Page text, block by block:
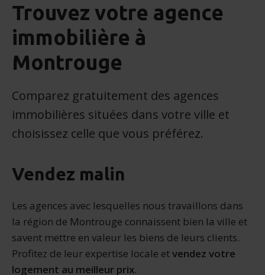
Trouvez votre agence
immobilière à
Montrouge
Comparez gratuitement des agences
immobilières situées dans votre ville et
choisissez celle que vous préférez.
Vendez malin
Les agences avec lesquelles nous travaillons dans
la région de Montrouge connaissent bien la ville et
savent mettre en valeur les biens de leurs clients.
Profitez de leur expertise locale etvendez votre
logement au meilleur prix.